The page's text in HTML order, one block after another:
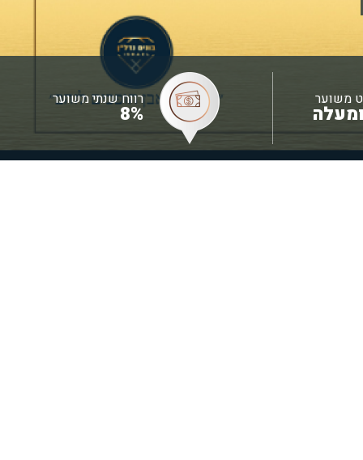
משוער רווח שנתי משוער
8%